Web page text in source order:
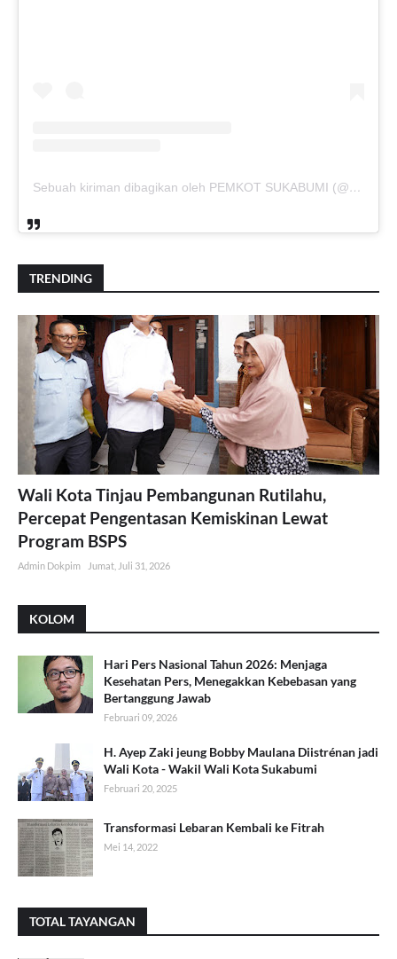
Sebuah kiriman dibagikan oleh PEMKOT SUKABUMI (@pemkotsukabumi_)
TRENDING
Wali Kota Tinjau Pembangunan Rutilahu,
Percepat Pengentasan Kemiskinan Lewat
Program BSPS
Admin Dokpim Jumat, Juli 31, 2026
KOLOM
Hari Pers Nasional Tahun 2026: Menjaga
Kesehatan Pers, Menegakkan Kebebasan yang
Bertanggung Jawab
Februari 09, 2026
H. Ayep Zaki jeung Bobby Maulana Diistrénan jadi
Wali Kota - Wakil Wali Kota Sukabumi
Februari 20, 2025
Transformasi Lebaran Kembali ke Fitrah
Mei 14, 2022
TOTAL TAYANGAN